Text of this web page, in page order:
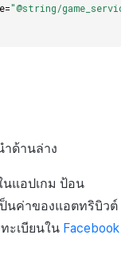
"@string/
ด้านล่าง
นแอปเกม ป้อน
ป็นค่าของแอตทริบิวต์
ะเบียนใน Facebook